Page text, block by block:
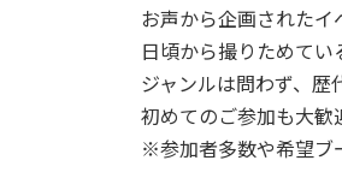
お声から企画されたイ
日頃から撮りためて
ジャンルは問わず、歴
初めてのご参加も大歓
※参加者多数や希望ブ